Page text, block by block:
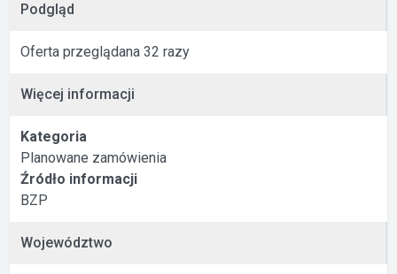
Podgląd
Oferta przeglądana 32 razy
Więcej informacji
Kategoria
Planowane zamówienia
Źródło informacji
BZP
Województwo